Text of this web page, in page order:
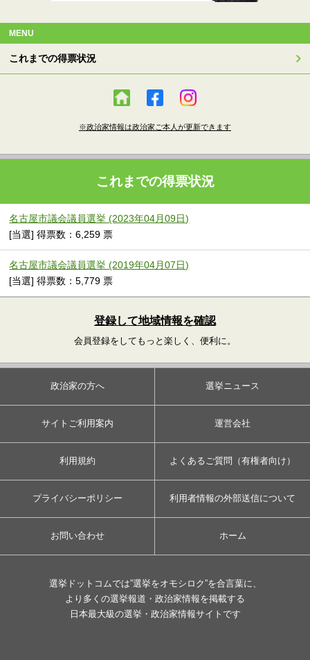
MENU
これまでの得票状況
※政治家情報は政治家ご本人が更新できます
これまでの得票状況
名古屋市議会議員選挙 (2023年04月09日)
[当選] 得票数：6,259 票
名古屋市議会議員選挙 (2019年04月07日)
[当選] 得票数：5,779 票
登録して地域情報を確認
会員登録をしてもっと楽しく、便利に。
政治家の方へ 選挙ニュース
サイトご利用案内 運営会社
利用規約 よくあるご質問（有権者向け）
プライバシーポリシー 利用者情報の外部送信について
お問い合わせ ホーム
選挙ドットコムでは”選挙をオモシロク”を合言葉に、
より多くの選挙報道・政治家情報を掲載する
日本最大級の選挙・政治家情報サイトです